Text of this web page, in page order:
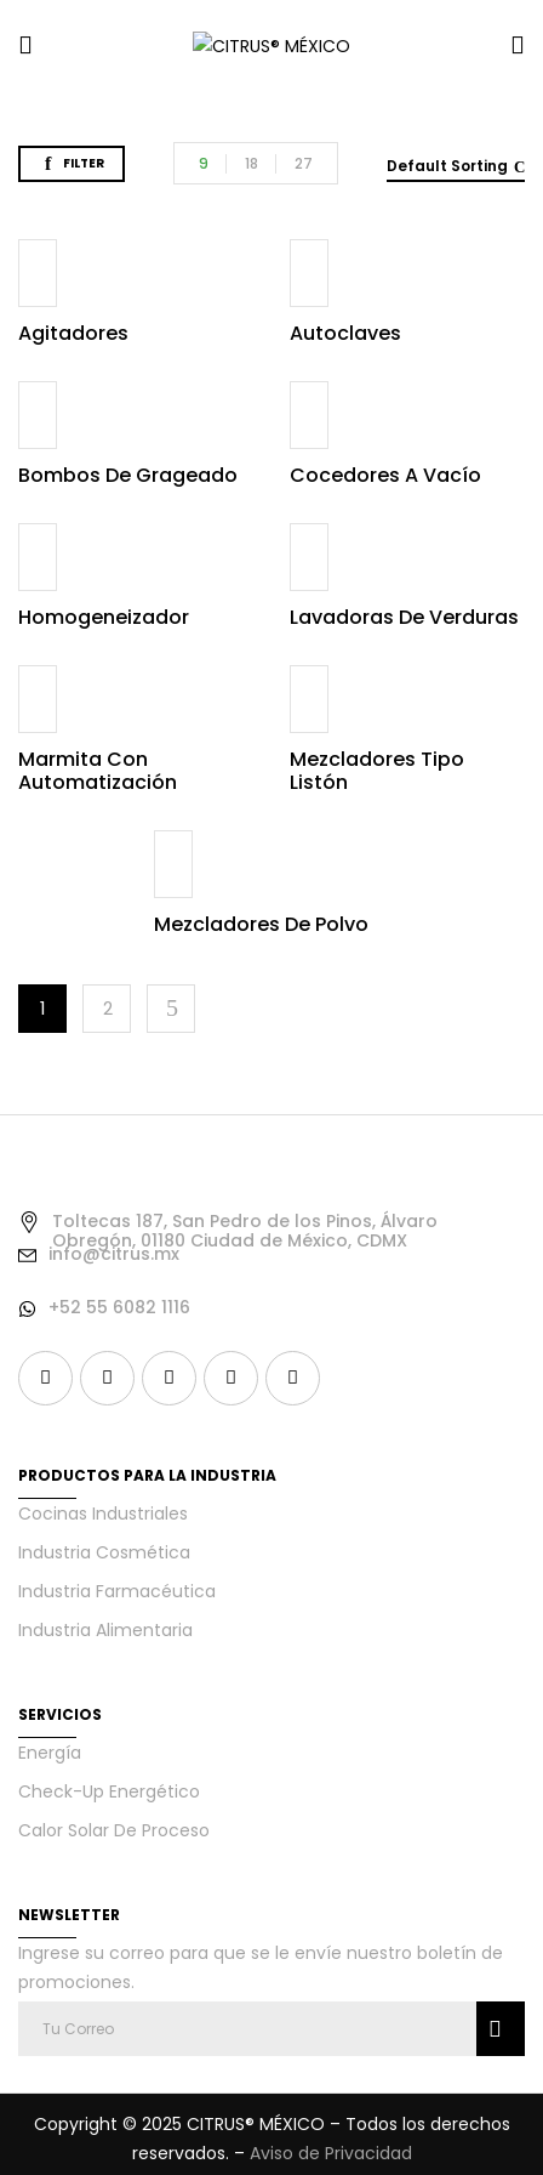
FILTER Default Sorting
9 18 27
Agitadores Autoclaves
Bombos De Grageado Cocedores A Vacío
Homogeneizador Lavadoras De Verduras
Marmita Con
Automatización
Mezcladores Tipo
Listón
Mezcladores De Polvo
1 2
Toltecas 187, San Pedro de los Pinos, Álvaro
Obregón, 01180 Ciudad de México, CDMX
info@citrus.mx
+52 55 6082 1116
PRODUCTOS PARA LA INDUSTRIA
Cocinas Industriales
Industria Cosmética
Industria Farmacéutica
Industria Alimentaria
SERVICIOS
Energía
Check-Up Energético
Calor Solar De Proceso
NEWSLETTER
Ingrese su correo para que se le envíe nuestro boletín de
promociones.
Copyright © 2025 CITRUS® MÉXICO – Todos los derechos
reservados. – Aviso de Privacidad